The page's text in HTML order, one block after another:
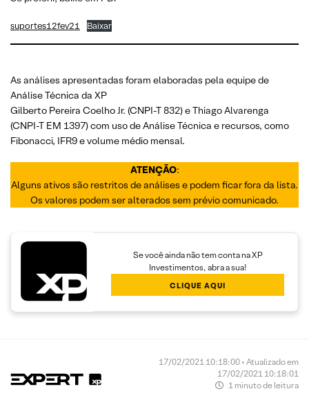
suportes12fev21 Baixar
As análises apresentadas foram elaboradas pela equipe de
Análise Técnica da XP
Gilberto Pereira Coelho Jr. (CNPI-T 832) e Thiago Alvarenga
(CNPI-T EM 1397) com uso de Análise Técnica e recursos, como
Fibonacci, IFR9 e volume médio mensal.
ATENÇÃO:
Alguns ativos são restritos de análises e podem ficar fora da lista.
Os valores podem ser alterados sem prévio comunicado.
Se você ainda não tem conta na XP
Investimentos, abra a sua!
CLIQUE AQUI
17/02/2021 10:18:00 • Atualizado em
17/02/2021 10:18:01
1 minuto de leitura